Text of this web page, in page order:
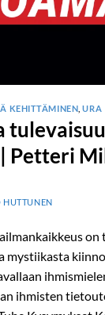
KEHITTÄMINEN ,URA
Petteri
HUTTUNEN
mystiikasta
ihmisten